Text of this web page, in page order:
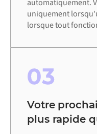
automatiquement.
uniquement
lorsque tout
03
Votre
plus rapide